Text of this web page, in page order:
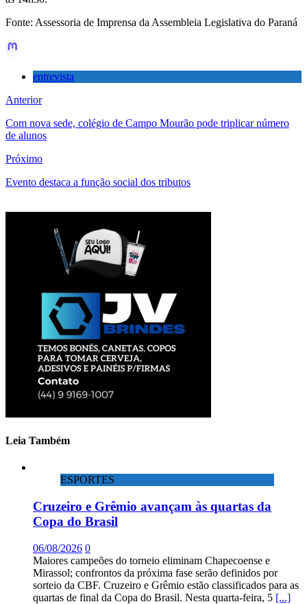
Fonte: Assessoria de Imprensa da Assembleia Legislativa do Paraná
entrevista
Anterior
Com nova sede, colégio de Campo Mourão pode triplicar número
de alunos
Próximo
Evento destaca a função social dos tributos
Leia Também
ESPORTES
Cruzeiro e Grêmio avançam às quartas da
Copa do Brasil
06/08/2026 0
Maiores campeões do torneio eliminam Chapecoense e
Mirassol; confrontos da próxima fase serão definidos por
sorteio da CBF. Cruzeiro e Grêmio estão classificados para as
quartas de final da Copa do Brasil. Nesta quarta-feira, 5 [...]